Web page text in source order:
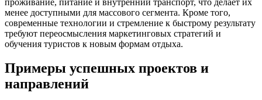
менее доступными для массового сегмента. Кроме того,
современные технологии и стремление к быстрому результату
требуют переосмысления маркетинговых стратегий и
обучения туристов к новым формам отдыха.
Примеры успешных проектов и
направлений